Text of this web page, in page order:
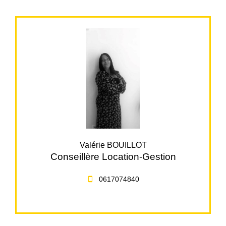
Valérie BOUILLOT
Conseillère Location-Gestion
0617074840